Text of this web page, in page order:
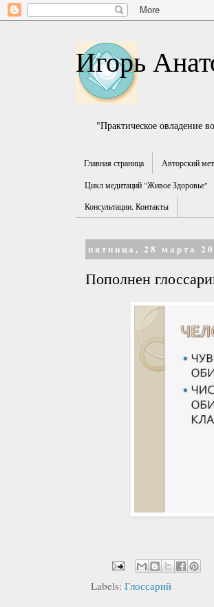
Игорь
"Практическое овладение
Главная страница Авторский
Цикл медитаций "Живое Здоровье"
Консультации. Контакты
пятница, 28 марта
Пополнен
Labels: Глоссарий